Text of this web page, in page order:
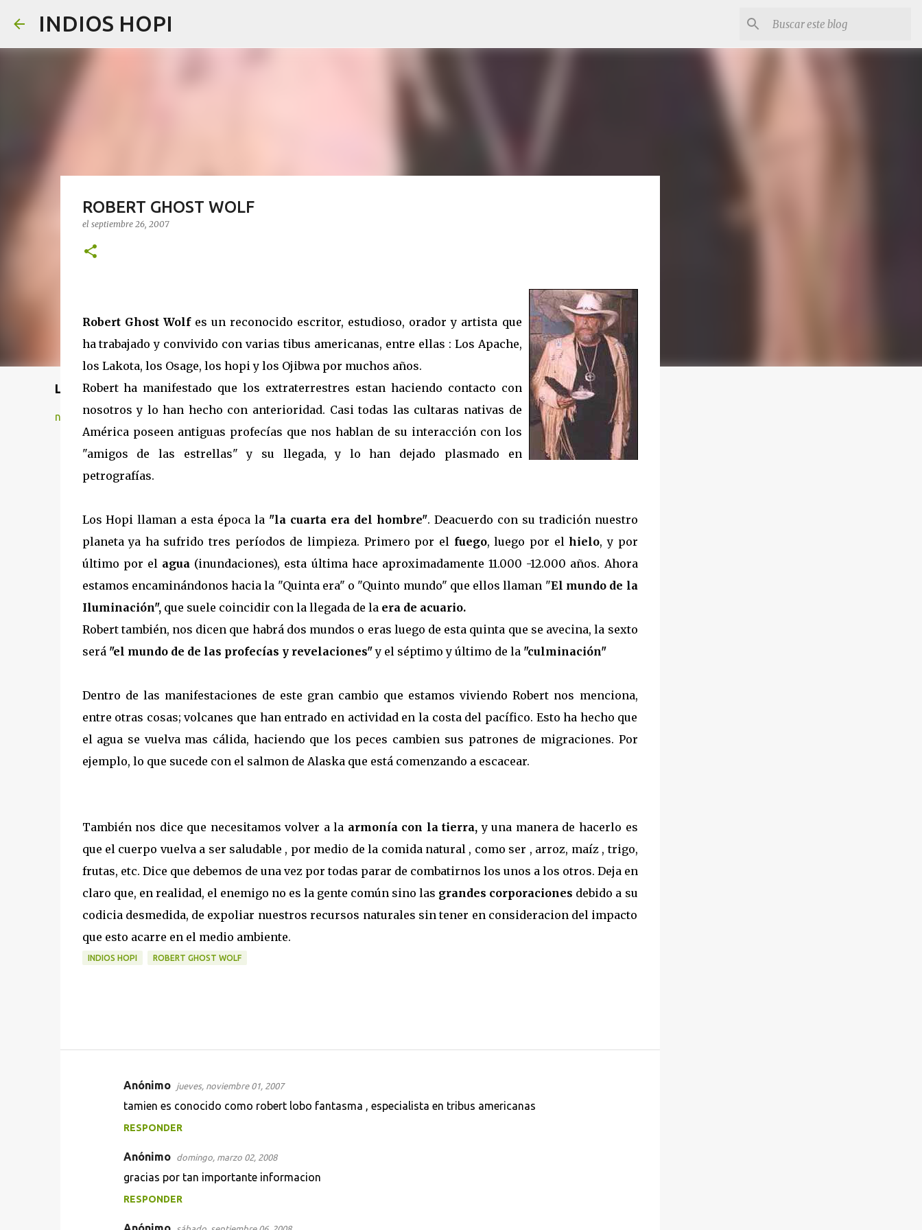
INDIOS HOPI
Lo mejor del fútbol
neogol.com
ROBERT GHOST WOLF
el septiembre 26, 2007
Robert Ghost Wolfes un reconocido escritor, estudioso, orador y artista que
ha trabajado y convivido con varias tibus americanas, entre ellas : Los Apache,
los Lakota, los Osage, los hopi y los Ojibwa por muchos años.
Robert ha manifestado que los extraterrestres estan haciendo contacto con
nosotros y lo han hecho con anterioridad. Casi todas las cultaras nativas de
América poseen antiguas profecías que nos hablan de su interacción con los
"amigos de las estrellas" y su llegada, y lo han dejado plasmado en
petrografías.
Los Hopi llaman a esta época la "la cuarta era del hombre". Deacuerdo con su tradición nuestro
planeta ya ha sufrido tres períodos de limpieza. Primero por el fuego, luego por elhielo, y por
último por el agua (inundaciones), esta última hace aproximadamente 11.000 -12.000 años. Ahora
estamos encaminándonos hacia la "Quinta era" o "Quinto mundo" que ellos llaman "El mundo de la
Iluminación",que suele coincidir con la llegada de la era de acuario.
Robert también, nos dicen que habrá dos mundos o eras luego de esta quinta que se avecina, la sexto
será "el mundo de de las profecías y revelaciones"y el séptimo y último de la "culminación"
Dentro de las manifestaciones de este gran cambio que estamos viviendo Robert nos menciona,
entre otras cosas; volcanes que han entrado en actividad en la costa del pacífico. Esto ha hecho que
el agua se vuelva mas cálida, haciendo que los peces cambien sus patrones de migraciones. Por
ejemplo, lo que sucede con el salmon de Alaska que está comenzando a escacear.
También nos dice que necesitamos volver a la armonía con la tierra, y una manera de hacerlo es
que el cuerpo vuelva a ser saludable , por medio de la comida natural , como ser , arroz, maíz , trigo,
frutas, etc. Dice que debemos de una vez por todas parar de combatirnos los unos a los otros. Deja en
claro que, en realidad, el enemigo no es la gente común sino las grandes corporaciones debido a su
codicia desmedida, de expoliar nuestros recursos naturales sin tener en consideracion del impacto
que esto acarre en el medio ambiente.
INDIOS HOPI ROBERT GHOST WOLF
Anónimo jueves, noviembre 01, 2007
tamien es conocido como robert lobo fantasma , especialista en tribus americanas
RESPONDER
Anónimo domingo, marzo 02, 2008
gracias por tan importante informacion
RESPONDER